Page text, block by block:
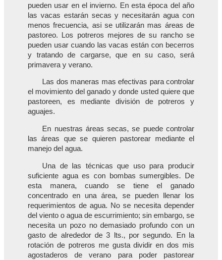
pueden usar en el invierno. En esta época del año
las vacas estarán secas y necesitarán agua con
menos frecuencia, asi se utilizarán mas áreas de
pastoreo. Los potreros mejores de su rancho se
pueden usar cuando las vacas están con becerros
y tratando de cargarse, que en su caso, será
primavera y verano.
Las dos maneras mas efectivas para controlar
el movimiento del ganado y donde usted quiere que
pastoreen, es mediante división de potreros y
aguajes.
En nuestras áreas secas, se puede controlar
las áreas que se quieren pastorear mediante el
manejo del agua.
Una de las técnicas que uso para producir
suficiente agua es con bombas sumergibles. De
esta manera, cuando se tiene el ganado
concentrado en una área, se pueden llenar los
requerimientos de agua. No se necesita depender
del viento o agua de escurrimiento; sin embargo, se
necesita un pozo no demasiado profundo con un
gasto de alrededor de 3 lts., por segundo. En la
rotación de potreros me gusta dividir en dos mis
agostaderos de verano para poder pastorear